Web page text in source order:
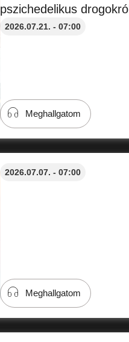
pszichedelikus drogokról
2026.07.21. - 07:00
Meghallgatom
2026.07.07. - 07:00
Meghallgatom